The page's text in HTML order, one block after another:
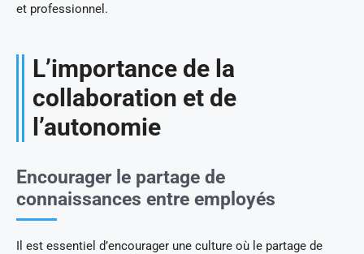
et professionnel.
L’importance de la
collaboration et de
l’autonomie
Encourager le partage de
connaissances entre employés
Il est essentiel d’encourager une culture où le partage de